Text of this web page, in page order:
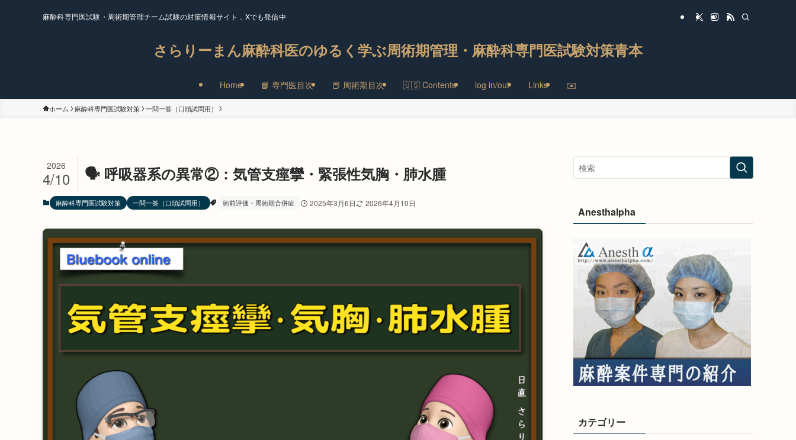
麻酔科専門医試験・周術期管理チーム試験の対策情報サイト．Xでも発信中
さらりーまん麻酔科医のゆるく学ぶ周術期管理・麻酔科専門医試験対策青本
Home 📘 専門医目次 📕 周術期目次 🇺🇸 Contents log in/out Links ✉️
ホーム 麻酔科専門医試験対策 一問一答（口頭試問用）
🗣️ 呼吸器系の異常②：気管支痙攣・緊張性気胸・肺水腫
2026
4/10
麻酔科専門医試験対策 一問一答（口頭試問用） 術前評価・周術期合併症 2025年3月6日 2026年4月10日
Anesthalpha
カテゴリー